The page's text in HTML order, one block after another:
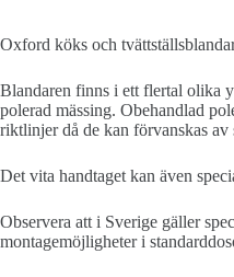
Oxford köks och
Blandaren finns i ett flertal olika
polerad mässing. Obehandlad
riktlinjer då de kan förvanskas
Det vita handtaget kan även
Observera att i Sverige gäller
montagemöjligheter i